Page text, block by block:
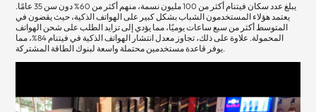
يبلغ عدد سكان فيتنام أكثر من 100 مليون نسمة، منهم أكثر من 60% دون سن 35 عامًا.
يعتمد هؤلاء المستخدمون الشباب بشكل كبير على الهواتف الذكية، حيث يقضون في
المتوسط أكثر من سبع ساعات يوميًا، مما يؤدي إلى تزايد الطلب على شحن الهواتف
المحمولة. علاوة على ذلك، تجاوز معدل انتشار الهواتف الذكية في فيتنام 84%، مما
يوفر قاعدة مستخدمين محتملة واسعة لبنوك الطاقة المشتركة.